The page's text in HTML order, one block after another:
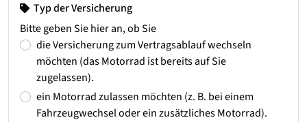
Typ der Versicherung
Bitte geben Sie hier an, ob Sie
die Versicherung zum Vertragsablauf wechseln
möchten (das Motorrad ist bereits auf Sie
zugelassen).
ein Motorrad zulassen möchten (z. B. bei einem
Fahrzeugwechsel oder ein zusätzliches Motorrad).